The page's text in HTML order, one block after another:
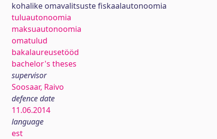
kohalike omavalitsuste fiskaalautonoomia
tuluautonoomia
maksuautonoomia
omatulud
bakalaureusetööd
bachelor's theses
supervisor
Soosaar, Raivo
defence date
11.06.2014
language
est